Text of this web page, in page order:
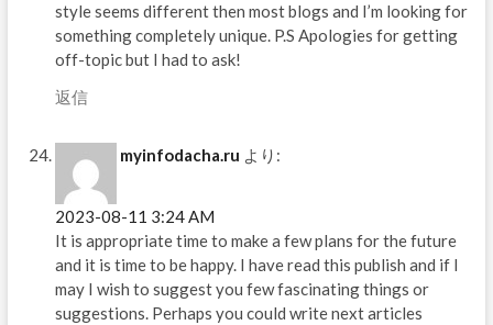
style seems different then most blogs and I’m looking for
something completely unique. P.S Apologies for getting
off-topic but I had to ask!
返信
myinfodacha.ru より:
2023-08-11 3:24 AM
It is appropriate time to make a few plans for the future
and it is time to be happy. I have read this publish and if I
may I wish to suggest you few fascinating things or
suggestions. Perhaps you could write next articles